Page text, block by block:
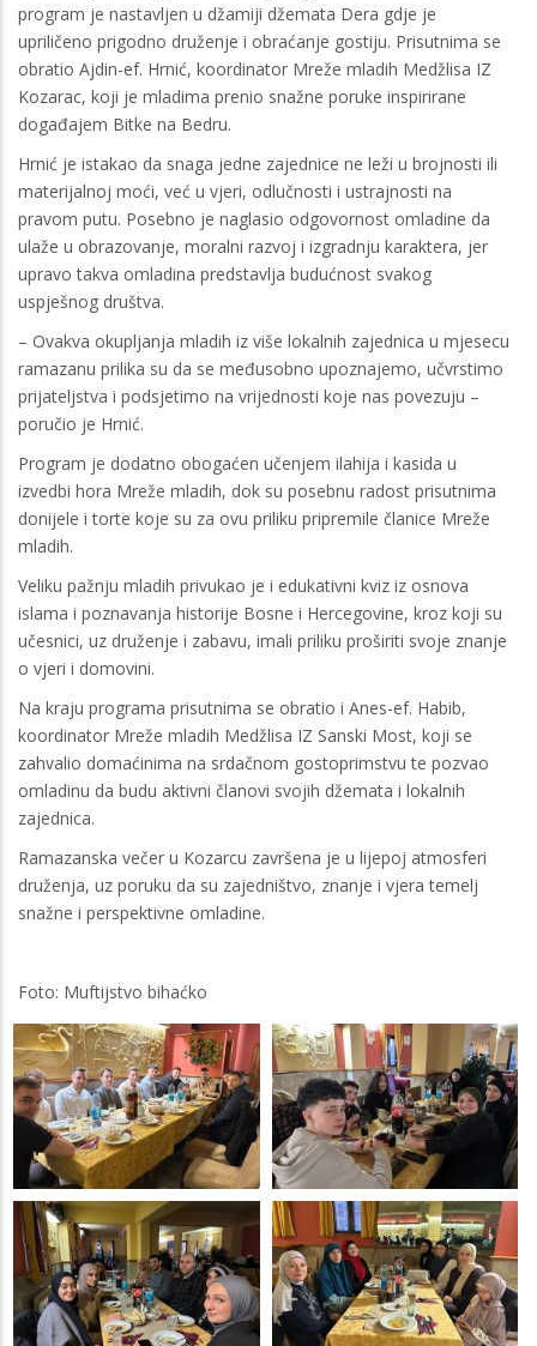
program je nastavljen u džamiji džemata Dera gdje je
upriličeno prigodno druženje i obraćanje gostiju. Prisutnima se
obratio Ajdin-ef. Hrnić, koordinator Mreže mladih Medžlisa IZ
Kozarac, koji je mladima prenio snažne poruke inspirirane
događajem Bitke na Bedru.
Hrnić je istakao da snaga jedne zajednice ne leži u brojnosti ili
materijalnoj moći, već u vjeri, odlučnosti i ustrajnosti na
pravom putu. Posebno je naglasio odgovornost omladine da
ulaže u obrazovanje, moralni razvoj i izgradnju karaktera, jer
upravo takva omladina predstavlja budućnost svakog
uspješnog društva.
– Ovakva okupljanja mladih iz više lokalnih zajednica u mjesecu
ramazanu prilika su da se međusobno upoznajemo, učvrstimo
prijateljstva i podsjetimo na vrijednosti koje nas povezuju –
poručio je Hrnić.
Program je dodatno obogaćen učenjem ilahija i kasida u
izvedbi hora Mreže mladih, dok su posebnu radost prisutnima
donijele i torte koje su za ovu priliku pripremile članice Mreže
mladih.
Veliku pažnju mladih privukao je i edukativni kviz iz osnova
islama i poznavanja historije Bosne i Hercegovine, kroz koji su
učesnici, uz druženje i zabavu, imali priliku proširiti svoje znanje
o vjeri i domovini.
Na kraju programa prisutnima se obratio i Anes-ef. Habib,
koordinator Mreže mladih Medžlisa IZ Sanski Most, koji se
zahvalio domaćinima na srdačnom gostoprimstvu te pozvao
omladinu da budu aktivni članovi svojih džemata i lokalnih
zajednica.
Ramazanska večer u Kozarcu završena je u lijepoj atmosferi
druženja, uz poruku da su zajedništvo, znanje i vjera temelj
snažne i perspektivne omladine.
Foto: Muftijstvo bihaćko